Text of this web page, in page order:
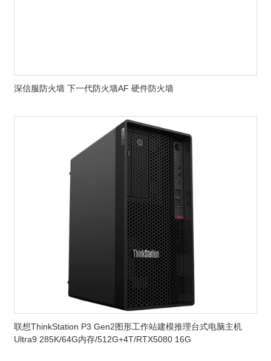
深信服防火墙 下一代防火墙AF 硬件防火墙
联想ThinkStation P3 Gen2图形工作站建模推理台式电脑主机
Ultra9 285K/64G内存/512G+4T/RTX5080 16G